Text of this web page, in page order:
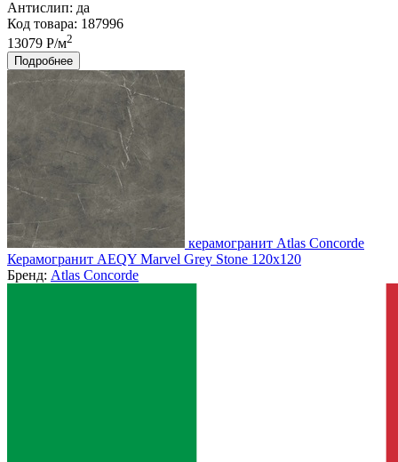
Антислип: да
Код товара: 187996
13079 Р/м2
Подробнее
керамогранит Atlas Concorde
Керамогранит AEQY Marvel Grey Stone 120x120
Бренд: Atlas Concorde